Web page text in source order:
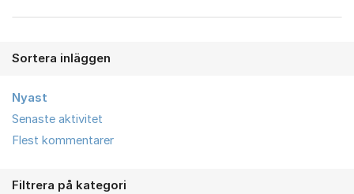
Sortera inläggen
Nyast
Senaste aktivitet
Flest kommentarer
Filtrera på kategori